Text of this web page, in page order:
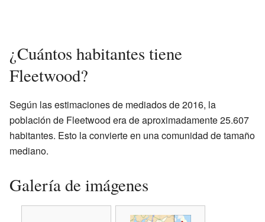
¿Cuántos habitantes tiene
Fleetwood?
Según las estimaciones de mediados de 2016, la
población de Fleetwood era de aproximadamente 25.607
habitantes. Esto la convierte en una comunidad de tamaño
mediano.
Galería de imágenes